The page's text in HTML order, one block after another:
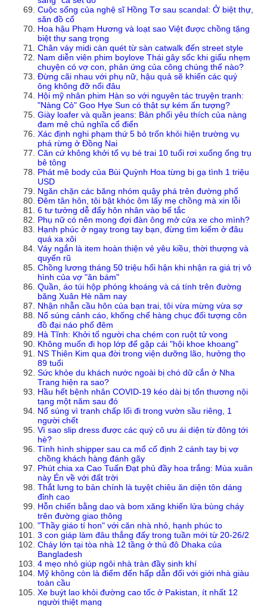
Cuộc sống của nghệ sĩ Hồng Tơ sau scandal: Ở biệt thự,
săn đồ cổ
Hoa hậu Phạm Hương và loạt sao Việt được chồng tặng
biệt thự sang trọng
Chân váy midi càn quét từ sàn catwalk đến street style
Nam diễn viên phim boylove Thái gây sốc khi giấu nhẹm
chuyện có vợ con, phản ứng của công chúng thế nào?
Đừng cãi nhau với phụ nữ, hậu quả sẽ khiến các quý
ông không đỡ nổi đâu
Hội mỹ nhân phim Hàn so với nguyên tác truyện tranh:
"Nàng Cỏ" Goo Hye Sun có thật sự kém ấn tượng?
Giày loafer và quần jeans: Bản phối yêu thích của nàng
đam mê chủ nghĩa cổ điển
Xác định nghi phạm thứ 5 bỏ trốn khỏi hiện trường vụ
phá rừng ở Đồng Nai
Căn cứ không khởi tố vụ bé trai 10 tuổi rơi xuống ống trụ
bê tông
Phát mê body của Bùi Quỳnh Hoa từng bị gạ tình 1 triệu
USD
Ngăn chặn các băng nhóm quậy phá trên đường phố
Đêm tân hôn, tôi bật khóc ôm lấy mẹ chồng mà xin lỗi
6 tư tưởng dễ đẩy hôn nhân vào bế tắc
Phụ nữ có nên mong đợi đàn ông mở cửa xe cho mình?
Hạnh phúc ở ngay trong tay bạn, đừng tìm kiếm ở đâu
quá xa xôi
Váy ngắn là item hoàn thiện vẻ yêu kiều, thời thượng và
quyến rũ
Chồng lương tháng 50 triệu hối hận khi nhận ra giá trị vô
hình của vợ "ăn bám"
Quần, áo túi hộp phóng khoáng và cá tính trên đường
băng Xuân Hè năm nay
Nhận nhẫn cầu hôn của bạn trai, tôi vừa mừng vừa sợ
Nổ súng cảnh cáo, khống chế hàng chục đối tượng côn
đồ đại náo phố đêm
Hà Tĩnh: Khởi tố người cha chém con ruột tử vong
Không muốn đi họp lớp để gặp cái "hội khoe khoang"
NS Thiên Kim qua đời trong viện dưỡng lão, hưởng thọ
89 tuổi
Sức khỏe du khách nước ngoài bị chó dữ cắn ở Nha
Trang hiện ra sao?
Hầu hết bệnh nhân COVID-19 kéo dài bị tổn thương nội
tạng một năm sau đó
Nổ súng vì tranh chấp lối đi trong vườn sầu riêng, 1
người chết
Vì sao slip dress được các quý cô ưu ái diện từ đông tới
hè?
Tình hình shipper sau ca mổ cố định 2 cánh tay bị vợ
chồng khách hàng đánh gãy
Phút chia xa Cao Tuấn Đạt phủ đầy hoa trắng: Mùa xuân
này Én về với đất trời
Thắt lưng to bản chính là tuyệt chiêu ăn diện tôn dáng
đỉnh cao
Hỗn chiến bằng dao và bom xăng khiến lửa bùng cháy
trên đường giao thông
"Thầy giáo tí hon" với căn nhà nhỏ, hạnh phúc to
3 con giáp làm đâu thắng đấy trong tuần mới từ 20-26/2
Cháy lớn tại tòa nhà 12 tầng ở thủ đô Dhaka của
Bangladesh
4 mẹo nhỏ giúp ngôi nhà tràn đầy sinh khí
Mỹ không còn là điểm đến hấp dẫn đối với giới nhà giàu
toàn cầu
Xe buýt lao khỏi đường cao tốc ở Pakistan, ít nhất 12
người thiệt mạng